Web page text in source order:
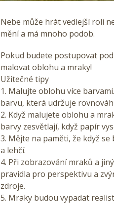
Nebe může hrát vedlejší roli
mění a má mnoho podob.
Pokud budete postupovat
malovat oblohu a mraky!
Užitečné tipy
1. Malujte oblohu více
barvu, která udržuje
2. Když malujete oblohu a
barvy zesvětlají, když papír
3. Mějte na paměti, že když
a lehčí.
4. Při zobrazování mraků a
pravidla pro perspektivu a
zdroje.
5. Mraky budou vypadat